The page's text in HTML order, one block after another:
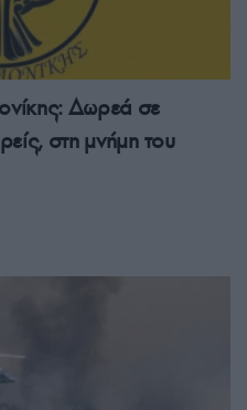
Δωρεά σε
στη μνήμη του